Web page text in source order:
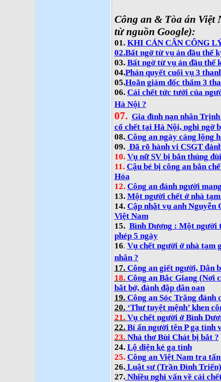
Công an & Tòa án Việt
từ nguồn Google):
01. KHI CÁN CÂN CÔNG
02.Bất ngờ từ vụ án đầu thế
03. Bất ngờ từ vụ án đầu thế
04.Phán quyết cuối vụ 3
05.Hoãn giám đốc thẩm 3
06. Cái chết tức tưởi của
Hà Nội ?
07. Gia đình nạn nhân
cổ chết tại Hà Nội, nghi ngờ
08. Công an ngày càng lộng
09. Đã rõ hành vi CSGT
10. Vụ nữ SV bị bắn thủng
11. Cậu bé bị công an bắn
Hóa
12. Công an đánh người
13. Một người chết ở nhà
14. Cập nhật vụ anh Nguyễn
Việt Nam
15. Bình Dương : Một người
phép 5 ngày
16. Vụ chết người ở nhà tạm
nhân ?
17. Công an giết người, Dân
18.Công an Bắc Giang (Nơi
bắt bớ, đánh đập dân oan
19.Công an Sóc Trăng đánh
20.‘Thư tuyệt mệnh’ khen
21. Vụ chết người ở Bình
22. Bí ẩn người tên P gạ tình
23. Nhà thơ Bùi Chát bị bắt ?
24. Lộ diện kẻ gạ tình
25. Công an Việt Nam tra
26.Luật sư (Trần Đình
27.Nhiều nghi vấn về cái